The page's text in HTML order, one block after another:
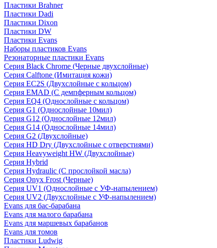
Пластики Brahner
Пластики Dadi
Пластики Dixon
Пластики DW
Пластики Evans
Наборы пластиков Evans
Резонаторные пластики Evans
Серия Black Chrome (Черные двухслойные)
Серия Calftone (Имитация кожи)
Серия EC2S (Двухслойные с кольцом)
Серия EMAD (С демпферным кольцом)
Серия EQ4 (Однослойные с кольцом)
Серия G1 (Однослойные 10мил)
Серия G12 (Однослойные 12мил)
Серия G14 (Однослойные 14мил)
Серия G2 (Двухслойные)
Серия HD Dry (Двухслойные с отверстиями)
Серия Heavyweight HW (Двухслойные)
Серия Hybrid
Серия Hydraulic (С прослойкой масла)
Серия Onyx Frost (Черные)
Серия UV1 (Однослойные с УФ-напылением)
Серия UV2 (Двухслойные с УФ-напылением)
Evans для бас-барабана
Evans для малого барабана
Evans для маршевых барабанов
Evans для томов
Пластики Ludwig